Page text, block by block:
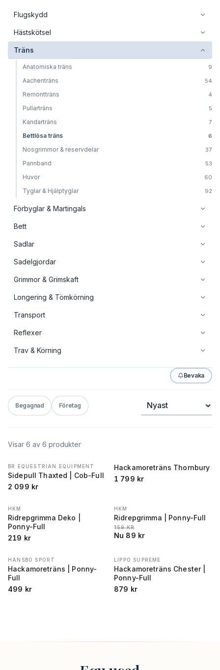
Flugskydd
Hästskötsel
Träns
Anatomiska träns 9
Aachenträns 54
Remontträns 4
Pullarträns 5
Kandarträns 7
Bettlösa träns 6
Nosgrimmor & reservdelar 37
Pannband 53
Huvor 60
Tyglar & Hjälptyglar 92
Förbyglar & Martingals
Bett
Sadlar
Sadelgjordar
Grimmor & Grimskaft
Longering & Tömkörning
Transport
Reflexer
Trav & Körning
Bevaka
Begagnad Företag
Sortera
Visar 6 av 6 produkter
BR EQUESTRIAN EQUIPMENT
Sidepull Thaxted | Cob-Full
2 099 kr
Hackamoreträns Thornbury
1 799 kr
HKM
Ridrepgrimma Deko |
Ponny-Full
219 kr
REA
HKM
Ridrepgrimma | Ponny-Full
LÄGSTA PRIS 30 DAGAR FÖRE REA
159KR
Nu 89 kr
HANSBO SPORT
Hackamoreträns | Ponny-
Full
499 kr
LIPPO SUPREME
Hackamoreträns Chester |
Ponny-Full
879 kr